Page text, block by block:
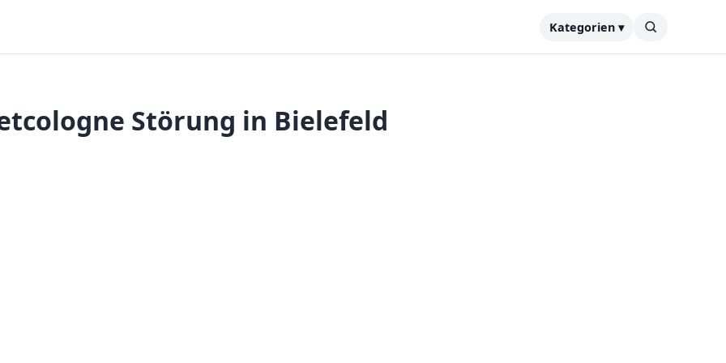
Kategorien ▾
Störung in Bielefeld